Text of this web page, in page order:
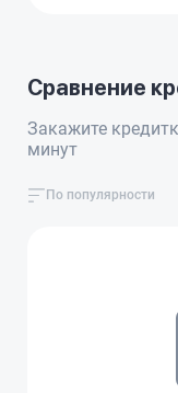
Сравнение
Закажите
минут
По популярности